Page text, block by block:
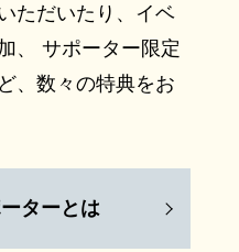
ただいたり、イベ
、 サポーター限定
、数々の特典をお
ターとは